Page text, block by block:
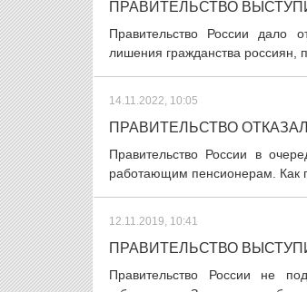
ПРАВИТЕЛЬСТВО
Правительство России дало
лишения гражданства россиян,
14.11.2022, 10:05
ПРАВИТЕЛЬСТВО
Правительство России в
работающим пенсионерам. Как
12.11.2019, 10:41
ПРАВИТЕЛЬСТВО
Правительство России не